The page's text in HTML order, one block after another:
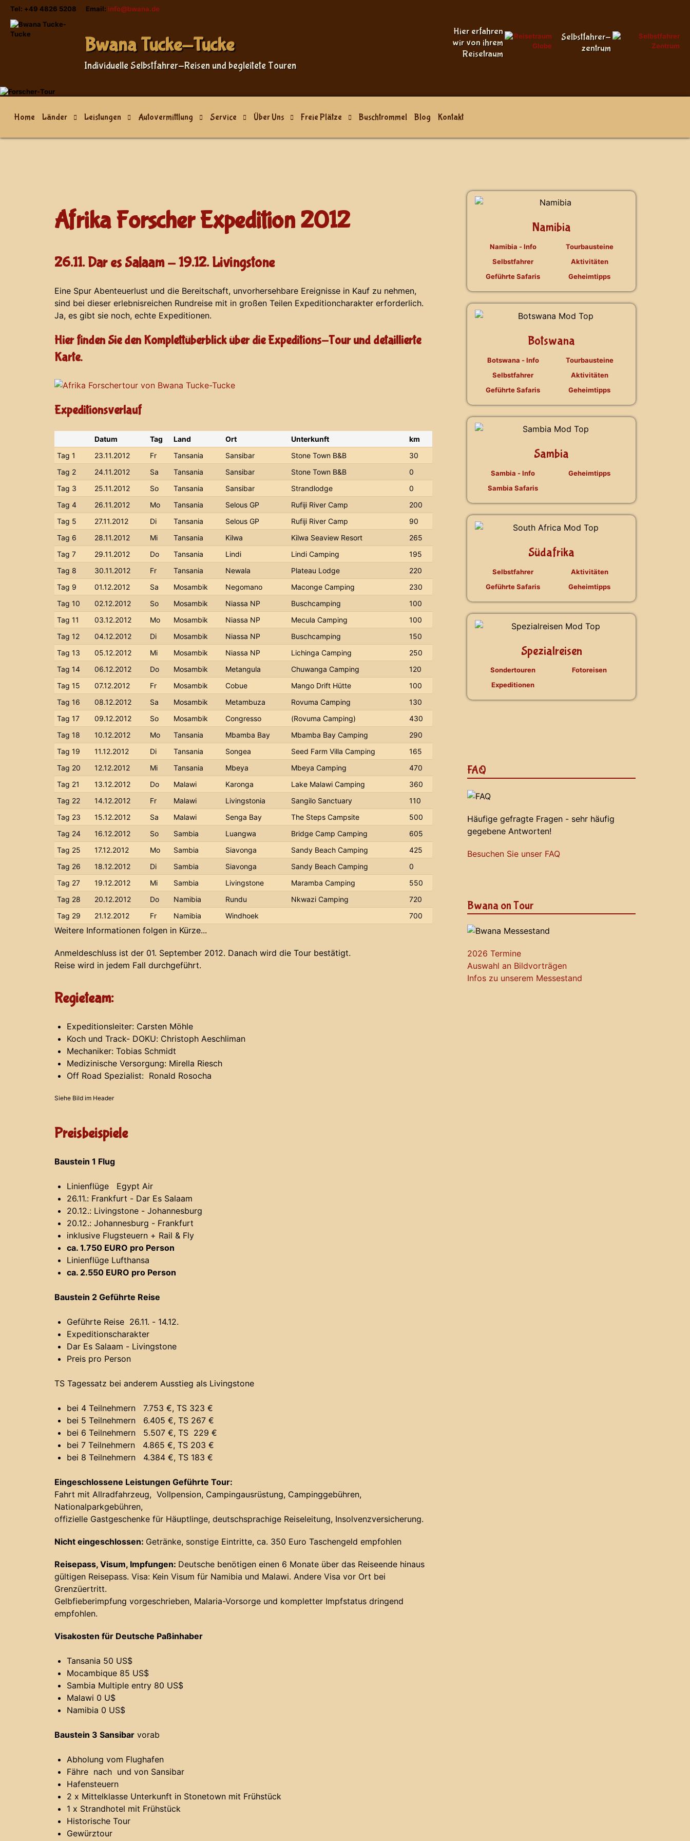
Tel: +49 4826 5208 Email: info@bwana.de
Sprache auswählen
Bwana Tucke-Tucke
Individuelle Selbstfahrer-Reisen und begleitete Touren
Hier erfahren
wir von ihrem
Reisetraum
Selbstfahrer-
zentrum
Home Länder Leistungen Autovermittlung Service Über Uns Freie Plätze Buschtrommel Blog Kontakt
Afrika Forscher Expedition 2012
26.11. Dar es Salaam - 19.12. Livingstone
Eine Spur Abenteuerlust und die Bereitschaft, unvorhersehbare Ereignisse in Kauf zu nehmen,
sind bei dieser erlebnisreichen Rundreise mit in großen Teilen Expeditioncharakter erforderlich.
Ja, es gibt sie noch, echte Expeditionen.
Hier finden Sie den Komplettüberblick über die Expeditions-Tour und detaillierte
Karte.
Expeditionsverlauf
Datum Tag Land Ort Unterkunft
km
Tag 1
23.11.2012 Fr Tansania Sansibar Stone Town B&B
30
Tag 2
24.11.2012 Sa Tansania Sansibar Stone Town B&B
0
Tag 3
25.11.2012 So Tansania Sansibar Strandlodge
0
Tag 4
26.11.2012 Mo Tansania Selous GP Rufiji River Camp
200
Tag 5
27.11.2012 Di Tansania Selous GP Rufiji River Camp
90
Tag 6
28.11.2012 Mi Tansania Kilwa Kilwa Seaview Resort
265
Tag 7
29.11.2012 Do Tansania Lindi Lindi Camping
195
Tag 8
30.11.2012 Fr Tansania Newala Plateau Lodge
220
Tag 9
01.12.2012 Sa Mosambik Negomano Maconge Camping
230
Tag 10
02.12.2012 So Mosambik Niassa NP Buschcamping
100
Tag 11
03.12.2012 Mo Mosambik Niassa NP Mecula Camping
100
Tag 12
04.12.2012 Di Mosambik Niassa NP Buschcamping
150
Tag 13
05.12.2012 Mi Mosambik Niassa NP Lichinga Camping
250
Tag 14
06.12.2012 Do Mosambik Metangula Chuwanga Camping
120
Tag 15
07.12.2012 Fr Mosambik Cobue Mango Drift Hütte
100
Tag 16
08.12.2012 Sa Mosambik Metambuza Rovuma Camping
130
Tag 17
09.12.2012 So Mosambik Congresso (Rovuma Camping)
430
Tag 18
10.12.2012 Mo Tansania Mbamba Bay Mbamba Bay Camping
290
Tag 19
11.12.2012 Di Tansania Songea Seed Farm Villa Camping
165
Tag 20
12.12.2012 Mi Tansania Mbeya Mbeya Camping
470
Tag 21
13.12.2012 Do Malawi Karonga Lake Malawi Camping
360
Tag 22
14.12.2012 Fr Malawi Livingstonia Sangilo Sanctuary
110
Tag 23
15.12.2012 Sa Malawi Senga Bay The Steps Campsite
500
Tag 24
16.12.2012 So Sambia Luangwa Bridge Camp Camping
605
Tag 25
17.12.2012 Mo Sambia Siavonga Sandy Beach Camping
425
Tag 26
18.12.2012 Di Sambia Siavonga Sandy Beach Camping
0
Tag 27
19.12.2012 Mi Sambia Livingstone Maramba Camping
550
Tag 28
20.12.2012 Do Namibia Rundu Nkwazi Camping
720
Tag 29
21.12.2012 Fr Namibia Windhoek 700
Weitere Informationen folgen in Kürze...
Anmeldeschluss ist der 01. September 2012. Danach wird die Tour bestätigt.
Reise wird in jedem Fall durchgeführt.
Regieteam:
Expeditionsleiter: Carsten Möhle
Koch und Track- DOKU: Christoph Aeschliman
Mechaniker: Tobias Schmidt
Medizinische Versorgung: Mirella Riesch
Off Road Spezialist: Ronald Rosocha
Siehe Bild im Header
Preisbeispiele
Baustein 1 Flug
Linienflüge Egypt Air
26.11.: Frankfurt - Dar Es Salaam
20.12.: Livingstone - Johannesburg
20.12.: Johannesburg - Frankfurt
inklusive Flugsteuern + Rail & Fly
ca. 1.750 EURO pro Person
Linienflüge Lufthansa
ca. 2.550 EURO pro Person
Baustein 2 Geführte Reise
Geführte Reise 26.11. - 14.12.
Expeditionscharakter
Dar Es Salaam - Livingstone
Preis pro Person
TS Tagessatz bei anderem Ausstieg als Livingstone
bei 4 Teilnehmern 7.753 €, TS 323 €
bei 5 Teilnehmern 6.405 €, TS 267 €
bei 6 Teilnehmern 5.507 €, TS 229 €
bei 7 Teilnehmern 4.865 €, TS 203 €
bei 8 Teilnehmern 4.384 €, TS 183 €
Eingeschlossene Leistungen Geführte Tour:
Fahrt mit Allradfahrzeug, Vollpension, Campingausrüstung, Campinggebühren,
Nationalparkgebühren,
offizielle Gastgeschenke für Häuptlinge, deutschsprachige Reiseleitung, Insolvenzversicherung.
Nicht eingeschlossen: Getränke, sonstige Eintritte, ca. 350 Euro Taschengeld empfohlen
Reisepass, Visum, Impfungen: Deutsche benötigen einen 6 Monate über das Reiseende hinaus
gültigen Reisepass. Visa: Kein Visum für Namibia und Malawi. Andere Visa vor Ort bei
Grenzüertritt.
Gelbfieberimpfung vorgeschrieben, Malaria-Vorsorge und kompletter Impfstatus dringend
empfohlen.
Visakosten für Deutsche Paßinhaber
Tansania 50 US$
Mocambique 85 US$
Sambia Multiple entry 80 US$
Malawi 0 U$
Namibia 0 US$
Baustein 3 Sansibar vorab
Abholung vom Flughafen
Fähre nach und von Sansibar
Hafensteuern
2 x Mittelklasse Unterkunft in Stonetown mit Frühstück
1 x Strandhotel mit Frühstück
Historische Tour
Gewürztour
Namibia
Namibia - Info
Selbstfahrer
Geführte Safaris
Tourbausteine
Aktivitäten
Geheimtipps
Botswana
Botswana - Info
Selbstfahrer
Geführte Safaris
Tourbausteine
Aktivitäten
Geheimtipps
Sambia
Sambia - Info
Sambia Safaris
Geheimtipps
Südafrika
Selbstfahrer
Geführte Safaris
Aktivitäten
Geheimtipps
Spezialreisen
Sondertouren
Expeditionen
Fotoreisen
FAQ
Häufige gefragte Fragen - sehr häufig
gegebene Antworten!
Besuchen Sie unser FAQ
Bwana on Tour
2026 Termine
Auswahl an Bildvorträgen
Infos zu unserem Messestand